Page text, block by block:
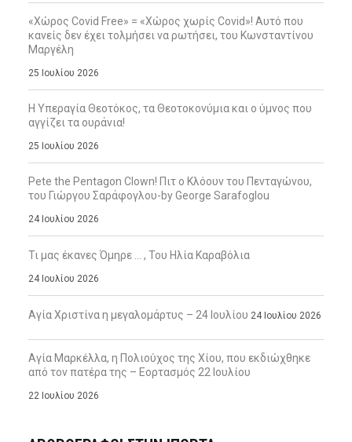
«Χώρος Covid Free» = «Χώρος χωρίς Covid»! Αυτό που
κανείς δεν έχει τολμήσει να ρωτήσει, του Κωνσταντίνου
Μαργέλη
25 Ιουλίου 2026
Η Υπεραγία Θεοτόκος, τα Θεοτοκονύμια και ο ύμνος που
αγγίζει τα ουράνια!
25 Ιουλίου 2026
Pete the Pentagon Clown! Πιτ ο Κλόουν του Πενταγώνου,
του Γιώργου Σαράφογλου-by George Sarafoglou
24 Ιουλίου 2026
Τι μας έκανες Όμηρε … , Του Ηλία Καραβόλια
24 Ιουλίου 2026
Αγία Χριστίνα η μεγαλομάρτυς – 24 Ιουλίου 24 Ιουλίου 2026
Αγία Μαρκέλλα, η Πολιούχος της Χίου, που εκδιώχθηκε
από τον πατέρα της – Εορτασμός 22 Ιουλίου
22 Ιουλίου 2026